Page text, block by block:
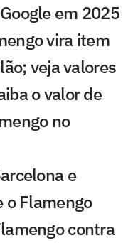
em 2025
vira item
veja valores
o valor de
no
e
o Flamengo
contra